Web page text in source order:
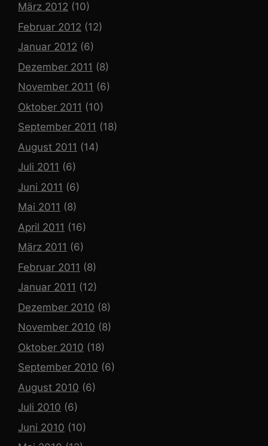
März 2012 (10)
Februar 2012 (12)
Januar 2012 (6)
Dezember 2011 (8)
November 2011 (6)
Oktober 2011 (10)
September 2011 (18)
August 2011 (14)
Juli 2011 (6)
Juni 2011 (6)
Mai 2011 (8)
April 2011 (16)
März 2011 (6)
Februar 2011 (8)
Januar 2011 (12)
Dezember 2010 (8)
November 2010 (8)
Oktober 2010 (18)
September 2010 (6)
August 2010 (6)
Juli 2010 (6)
Juni 2010 (10)